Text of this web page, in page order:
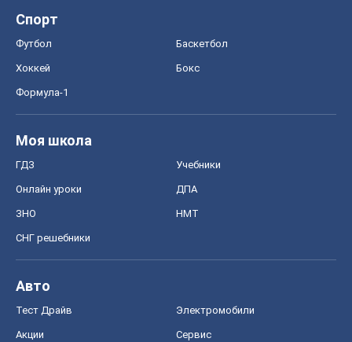
Спорт
Футбол Баскетбол
Хоккей Бокс
Формула-1
Моя школа
ГДЗ Учебники
Онлайн уроки ДПА
ЗНО НМТ
СНГ решебники
Авто
Тест Драйв Электромобили
Акции Сервис